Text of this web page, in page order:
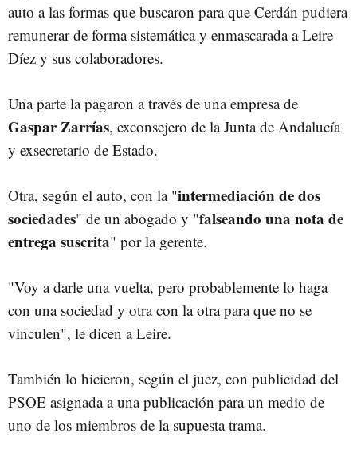
auto a las formas que buscaron para que Cerdán pudiera
remunerar de forma sistemática y enmascarada a Leire
Díez y sus colaboradores.
Una parte la pagaron a través de una empresa de
Gaspar Zarrías, exconsejero de la Junta de Andalucía
y exsecretario de Estado.
Otra, según el auto, con la "intermediación de dos
sociedades" de un abogado y "falseando una nota de
entrega suscrita" por la gerente.
"Voy a darle una vuelta, pero probablemente lo haga
con una sociedad y otra con la otra para que no se
vinculen", le dicen a Leire.
También lo hicieron, según el juez, con publicidad del
PSOE asignada a una publicación para un medio de
uno de los miembros de la supuesta trama.